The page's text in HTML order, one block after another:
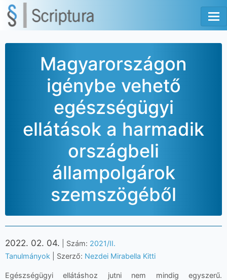
Magyarországon
igénybe vehető
egészségügyi
ellátások a harmadik
országbeli
állampolgárok
szemszögéből
2022. 02. 04. | Szám: 2021/II.
Tanulmányok | Szerző: Nezdei Mirabella Kitti
Egészségügyi ellátáshoz jutni nem mindig egyszerű.